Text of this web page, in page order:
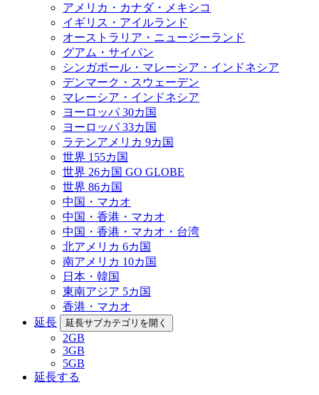
アメリカ・カナダ・メキシコ
イギリス・アイルランド
オーストラリア・ニュージーランド
グアム・サイパン
シンガポール・マレーシア・インドネシア
デンマーク・スウェーデン
マレーシア・インドネシア
ヨーロッパ 30カ国
ヨーロッパ 33カ国
ラテンアメリカ 9カ国
世界 155カ国
世界 26カ国 GO GLOBE
世界 86カ国
中国・マカオ
中国・香港・マカオ
中国・香港・マカオ・台湾
北アメリカ 6カ国
南アメリカ 10カ国
日本・韓国
東南アジア 5カ国
香港・マカオ
延長
延長サブカテゴリを開く
2GB
3GB
5GB
延長する